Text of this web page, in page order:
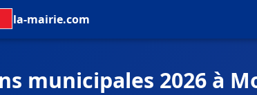
la-mairie.com
municipales 2026 à